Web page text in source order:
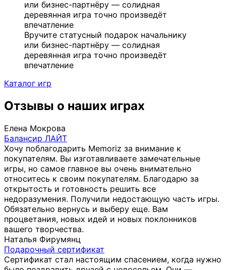
Вручите статусный подарок начальнику
или бизнес-партнёру — солидная
деревянная игра точно произведёт
впечатление
Каталог игр
Отзывы о наших играх
Елена Мокрова
Балансир ЛАЙТ
Хочу поблагодарить Memoriz за внимание к
покупателям. Вы изготавливаете замечательные
игры, но самое главное вы очень внимательно
относитесь к своим покупателям. Благодарю за
открытость и готовность решить все
недоразумения. Получили недостающую часть игры.
Обязательно вернусь и выберу еще. Вам
процветания, новых идей и новых поклонников
вашего творчества.
Наталья Фирумянц
Подарочный сертификат
Сертификат стал настоящим спасением, когда нужно